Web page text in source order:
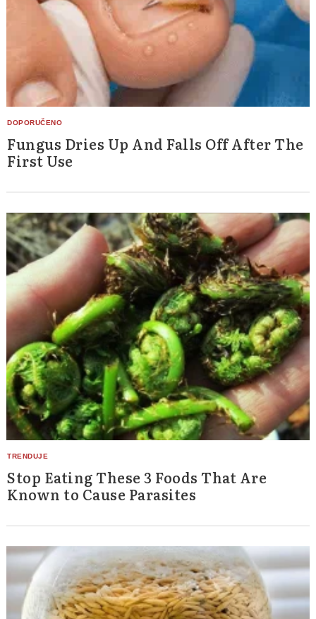
Fungus Dries Up And Falls Off After The
First Use
Stop Eating These 3 Foods That Are
Known to Cause Parasites
Search
for: